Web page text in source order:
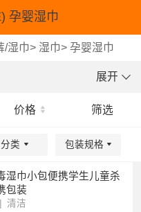
孕婴湿巾
/湿巾> 湿巾>孕婴湿巾
展开
价格 筛选
分类 包装规格
确认
确认
湿巾小包便携学生儿童杀
包装
清洁